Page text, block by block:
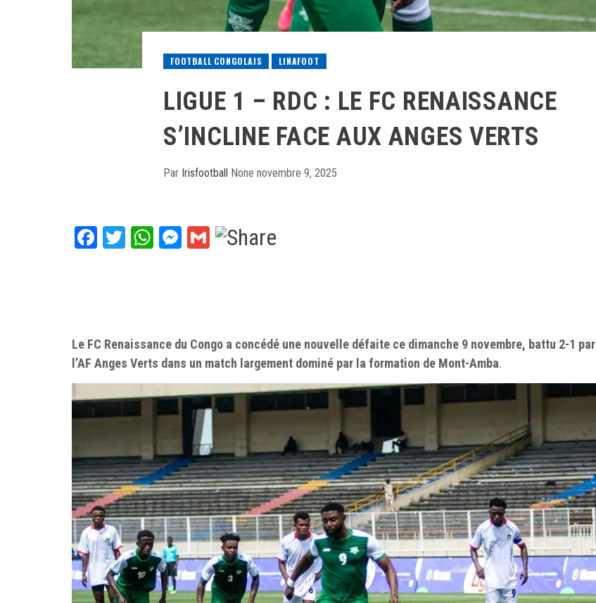
FOOTBALL CONGOLAIS LINAFOOT
LIGUE 1 – RDC : LE FC RENAISSANCE
S’INCLINE FACE AUX ANGES VERTS
Par Irisfootball None novembre 9, 2025
Facebook
TwitterWhatsApp
Messenger
Gmail
‎Le FC Renaissance du Congo a concédé une nouvelle défaite ce dimanche 9 novembre, battu 2-1 par
l’AF Anges Verts dans un match largement dominé par la formation de Mont-Amba.